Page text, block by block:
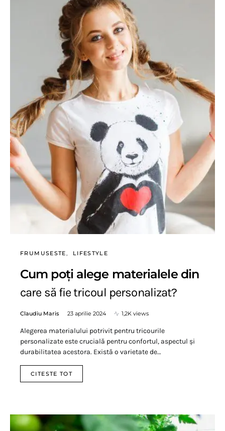
FRUMUSESTE LIFESTYLE
Cum poți alege materialele din
care să fie tricoul personalizat?
Claudiu Maris 23 aprilie 2024 1,2K views
Alegerea materialului potrivit pentru tricourile
personalizate este crucială pentru confortul, aspectul și
durabilitatea acestora. Există o varietate de…
CITESTE TOT